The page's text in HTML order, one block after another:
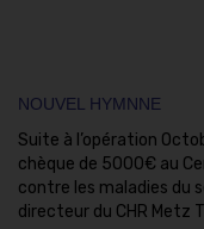
NOUVEL HYMNNE
Suite à l’opération
chèque de 5000€ au
contre les maladies du
directeur du CHR Metz